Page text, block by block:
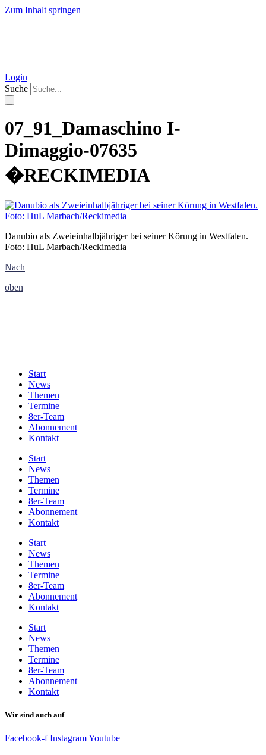
Zum Inhalt springen
Login
Suche
07_91_Damaschino I-
Dimaggio-07635
�RECKIMEDIA
Danubio als Zweieinhalbjähriger bei seiner Körung in Westfalen.
Foto: HuL Marbach/Reckimedia
Nach
oben
Start
News
Themen
Termine
8er-Team
Abonnement
Kontakt
Start
News
Themen
Termine
8er-Team
Abonnement
Kontakt
Start
News
Themen
Termine
8er-Team
Abonnement
Kontakt
Start
News
Themen
Termine
8er-Team
Abonnement
Kontakt
Wir sind auch auf
Facebook-f InstagramYoutube